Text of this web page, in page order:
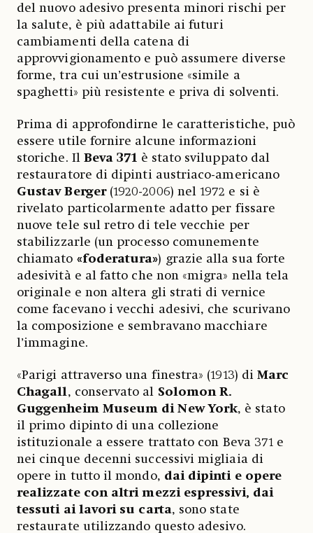
del nuovo adesivo presenta minori rischi per
la salute, è più adattabile ai futuri
cambiamenti della catena di
approvvigionamento e può assumere diverse
forme, tra cui un’estrusione «simile a
spaghetti» più resistente e priva di solventi.
Prima di approfondirne le caratteristiche, può
essere utile fornire alcune informazioni
storiche. Il Beva 371 è stato sviluppato dal
restauratore di dipinti austriaco-americano
Gustav Berger (1920-2006) nel 1972 e si è
rivelato particolarmente adatto per fissare
nuove tele sul retro di tele vecchie per
stabilizzarle (un processo comunemente
chiamato «foderatura») grazie alla sua forte
adesività e al fatto che non «migra» nella tela
originale e non altera gli strati di vernice
come facevano i vecchi adesivi, che scurivano
la composizione e sembravano macchiare
l’immagine.
«Parigi attraverso una finestra» (1913) diMarc
Chagall, conservato al Solomon R.
Guggenheim Museum di New York, è stato
il primo dipinto di una collezione
istituzionale a essere trattato con Beva 371 e
nei cinque decenni successivi migliaia di
opere in tutto il mondo, dai dipinti e opere
realizzate con altri mezzi espressivi, dai
tessuti ai lavori su carta, sono state
restaurate utilizzando questo adesivo.